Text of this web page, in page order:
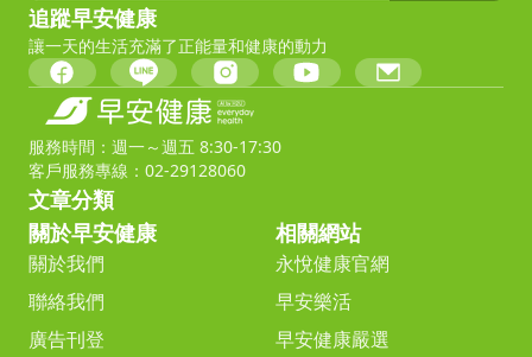
追蹤早安健康
讓一天的生活充滿了正能量和健康的動力
服務時間：週一～週五 8:30-17:30
客戶服務專線：02-29128060
文章分類
關於早安健康
關於我們
聯絡我們
廣告刊登
相關網站
永悅健康官網
早安樂活
早安健康嚴選